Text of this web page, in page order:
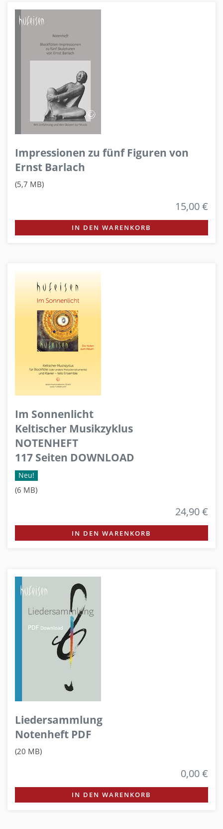
Impressionen zu fünf Figuren von
Ernst Barlach
(5,7 MB)
15,00 €
IN DEN WARENKORB
Im Sonnenlicht
Keltischer Musikzyklus
NOTENHEFT
117 Seiten DOWNLOAD
Neu!
(6 MB)
24,90 €
IN DEN WARENKORB
Liedersammlung
Notenheft PDF
(20 MB)
0,00 €
IN DEN WARENKORB